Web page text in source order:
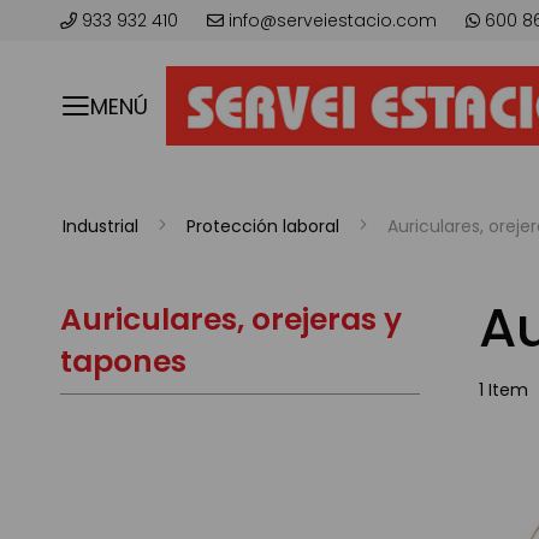
933 932 410 info@serveiestacio.com 600
MENÚ
Industrial Protección laboral Auriculares,
1 Item
Auriculares, orejeras y
tapones